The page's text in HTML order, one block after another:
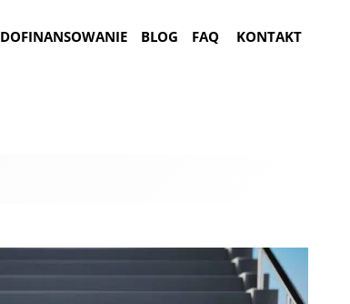
DOFINANSOWANIE BLOG FAQ KONTAKT